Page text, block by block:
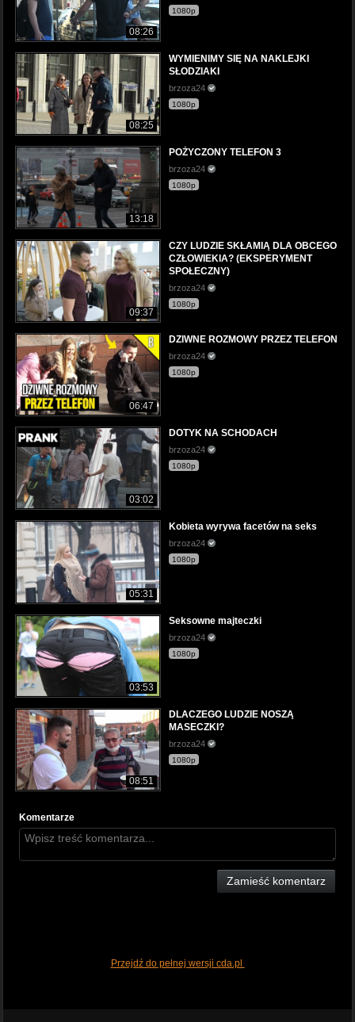
08:26
1080p
08:25
WYMIENIMY SIĘ NA NAKLEJKI
SŁODZIAKI
brzoza24
1080p
13:18
POŻYCZONY TELEFON 3
brzoza24
1080p
09:37
CZY LUDZIE SKŁAMIĄ DLA OBCEGO
CZŁOWIEKIA? (EKSPERYMENT
SPOŁECZNY)
brzoza24
1080p
06:47
DZIWNE ROZMOWY PRZEZ TELEFON
brzoza24
1080p
03:02
DOTYK NA SCHODACH
brzoza24
1080p
05:31
Kobieta wyrywa facetów na seks
brzoza24
1080p
03:53
Seksowne majteczki
brzoza24
1080p
08:51
DLACZEGO LUDZIE NOSZĄ
MASECZKI?
brzoza24
1080p
Komentarze
Zamieść komentarz
Przejdź do pełnej wersji cda.pl